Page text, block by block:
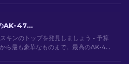
CS2で最高のAK-47スキン: 安価から高価まで
キンのトップを発見しましょう - 予算
ら最も豪華なものまで。最高のAK-47